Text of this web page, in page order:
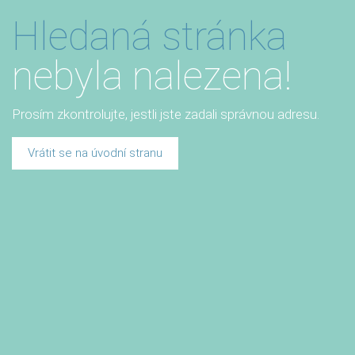
Hledaná stránka
nebyla nalezena!
Prosím zkontrolujte, jestli jste zadali správnou adresu.
Vrátit se na úvodní stranu